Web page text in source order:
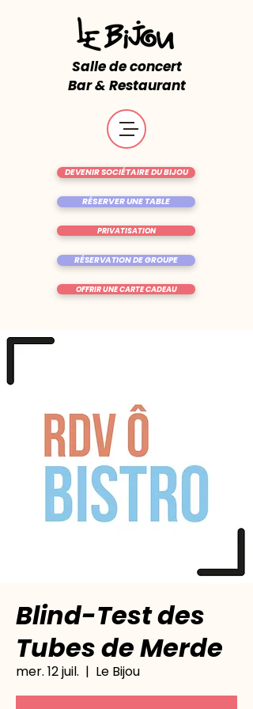
Salle de concert
Bar & Restaurant
RÉSERVER UNE TABLE
OFFRIR UNE CARTE CADEAU
DEVENIR SOCIÉTAIRE DU BIJOU
RÉSERVATION DE GROUPE
PRIVATISATION
Blind-Test des
Tubes de Merde
mer. 12 juil.
  |
Le Bijou